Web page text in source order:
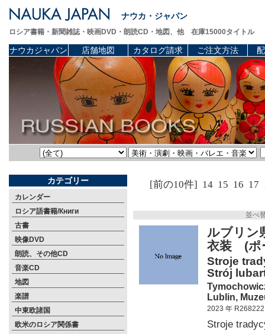
ナウカ・ジャパン
ロシア書籍・新聞雑誌・映画DVD・朗読CD・地図、他 在庫15000タイトル
ナウカジャパン 店舗地図 カタログ請求 ご注文方法
カテゴリー
カレンダー
ロシア語書籍/Книги
古書
映像DVD
朗読、その他CD
音楽CD
地図
楽譜
中東欧諸国
欧米のロシア関係書
[前の10件] 14 15 16 17
並べ
ルブリ
衣装 (ポ
Stroje
Strój
Lublin,
2023 年 R268222
Stroje